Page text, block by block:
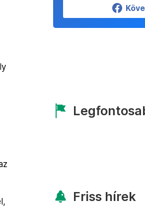
Friss hírek